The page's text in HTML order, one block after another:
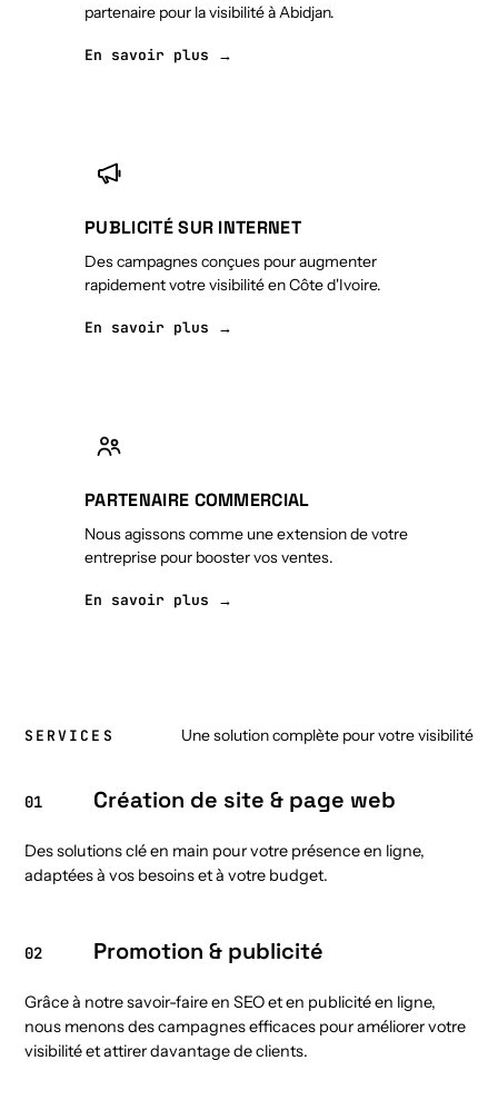
partenaire pour la visibilité à Abidjan.
En savoir plus →
PUBLICITÉ SUR INTERNET
Des campagnes conçues pour augmenter
rapidement votre visibilité en Côte d'Ivoire.
En savoir plus →
PARTENAIRE COMMERCIAL
Nous agissons comme une extension de votre
entreprise pour booster vos ventes.
En savoir plus →
SERVICES Une solution complète pour votre visibilité
01 Création de site & page web
Des solutions clé en main pour votre présence en ligne,
adaptées à vos besoins et à votre budget.
02 Promotion & publicité
Grâce à notre savoir-faire en SEO et en publicité en ligne,
nous menons des campagnes efficaces pour améliorer votre
visibilité et attirer davantage de clients.